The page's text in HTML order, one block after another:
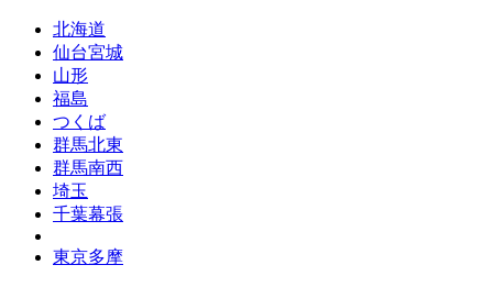
北海道
仙台宮城
山形
福島
つくば
群馬北東
群馬南西
埼玉
千葉幕張
東京多摩